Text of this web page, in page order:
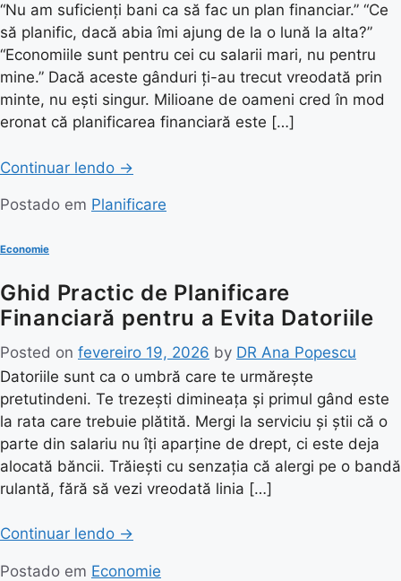
“Nu am suficienți bani ca să fac un plan financiar.” “Ce
să planific, dacă abia îmi ajung de la o lună la alta?”
“Economiile sunt pentru cei cu salarii mari, nu pentru
mine.” Dacă aceste gânduri ți-au trecut vreodată prin
minte, nu ești singur. Milioane de oameni cred în mod
eronat că planificarea financiară este […]
Continuar lendo →
Postado em Planificare
Economie
Ghid Practic de Planificare
Financiară pentru a Evita Datoriile
Posted on fevereiro 19, 2026 by DR Ana Popescu
Datoriile sunt ca o umbră care te urmărește
pretutindeni. Te trezești dimineața și primul gând este
la rata care trebuie plătită. Mergi la serviciu și știi că o
parte din salariu nu îți aparține de drept, ci este deja
alocată băncii. Trăiești cu senzația că alergi pe o bandă
rulantă, fără să vezi vreodată linia […]
Continuar lendo →
Postado em Economie